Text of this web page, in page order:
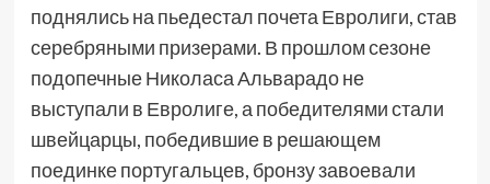
поднялись на пьедестал почета Евролиги, став
серебряными призерами. В прошлом сезоне
подопечные Николаса Альварадо не
выступали в Евролиге, а победителями стали
швейцарцы, победившие в решающем
поединке португальцев, бронзу завоевали